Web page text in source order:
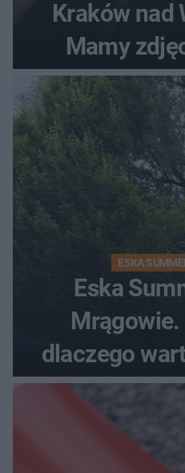
Kraków nad
Mamy
ESKA
Eska
Mrągowie.
dlaczego
kierunek